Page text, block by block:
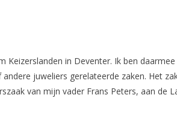
in Deventer. Ik ben
juweliers gerelateerde zaken. Het
van mijn vader Frans Peters, aan de